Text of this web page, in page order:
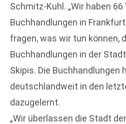
Schmitz-Kuhl. „Wir haben 66
Buchhandlungen in
fragen, was wir tun können,
Buchhandlungen in der
Skipis. Die Buchhandlungen
deutschlandweit in den
dazugelernt.
„Wir überlassen die Stadt